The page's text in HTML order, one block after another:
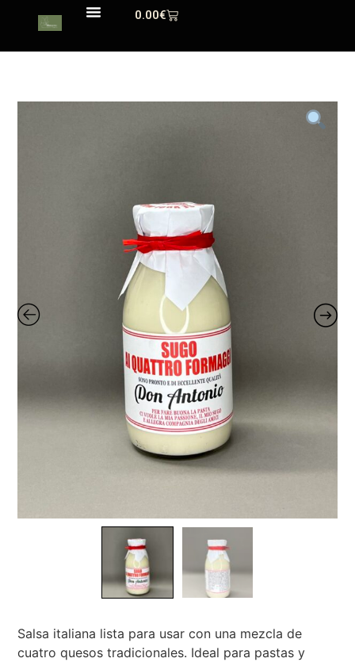
0.00€
Salsa italiana lista para usar con una mezcla de
cuatro quesos tradicionales. Ideal para pastas y